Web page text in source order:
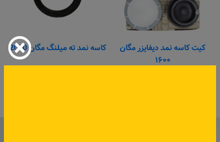
کیت کاسه نمد دیفایزر مگان
۱۶۰۰
کاسه نمد ته میلنگ مگان 2000